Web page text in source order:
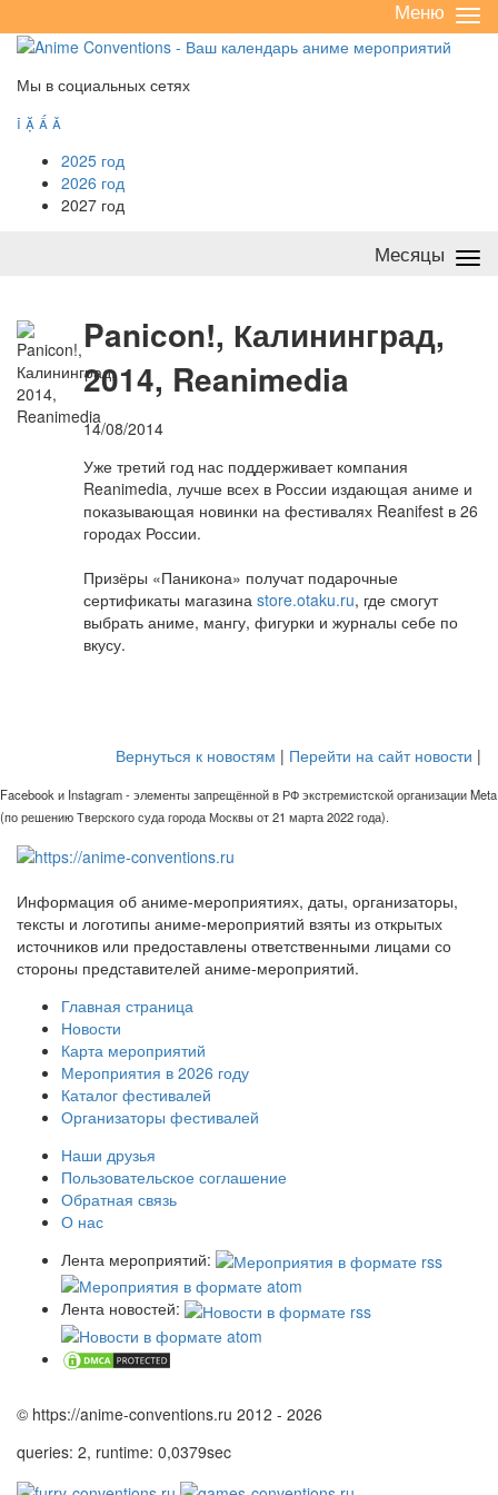
/
Меню
Мы в социальных сетях
   
2025 год
2026 год
2027 год
Месяцы
Panicon!, Калининград,
2014, Reanimedia
14/08/2014
Уже третий год нас поддерживает компания
Reanimedia, лучше всех в России издающая аниме и
показывающая новинки на фестивалях Reanifest в 26
городах России.
Призёры «Паникона» получат подарочные
сертификаты магазина store.otaku.ru, где смогут
выбрать аниме, мангу, фигурки и журналы себе по
вкусу.
Вернуться к новостям | Перейти на сайт новости |
Facebook и Instagram - элементы запрещённой в РФ экстремистской организации Meta
(по решению Тверского суда города Москвы от 21 марта 2022 года).
Информация об аниме-мероприятиях, даты, организаторы,
тексты и логотипы аниме-мероприятий взяты из открытых
источников или предоставлены ответственными лицами со
стороны представителей аниме-мероприятий.
Главная страница
Новости
Карта мероприятий
Мероприятия в 2026 году
Каталог фестивалей
Организаторы фестивалей
Наши друзья
Пользовательское соглашение
Обратная связь
О нас
Лента мероприятий:
Лента новостей:
© https://anime-conventions.ru 2012 - 2026
queries: 2, runtime: 0,0379sec